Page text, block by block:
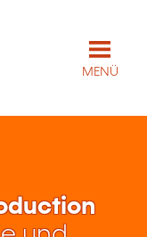
MENÜ